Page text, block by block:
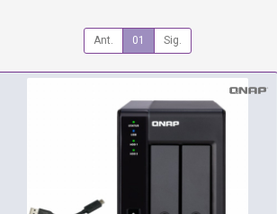
Ant. 01 Sig.